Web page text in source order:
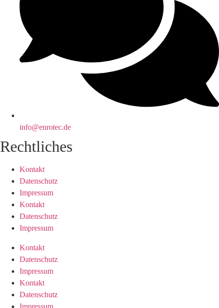
info@enrotec.de
Recht­liches
Kontakt
Datenschutz
Impressum
Kontakt
Datenschutz
Impressum
Kontakt
Datenschutz
Impressum
Kontakt
Datenschutz